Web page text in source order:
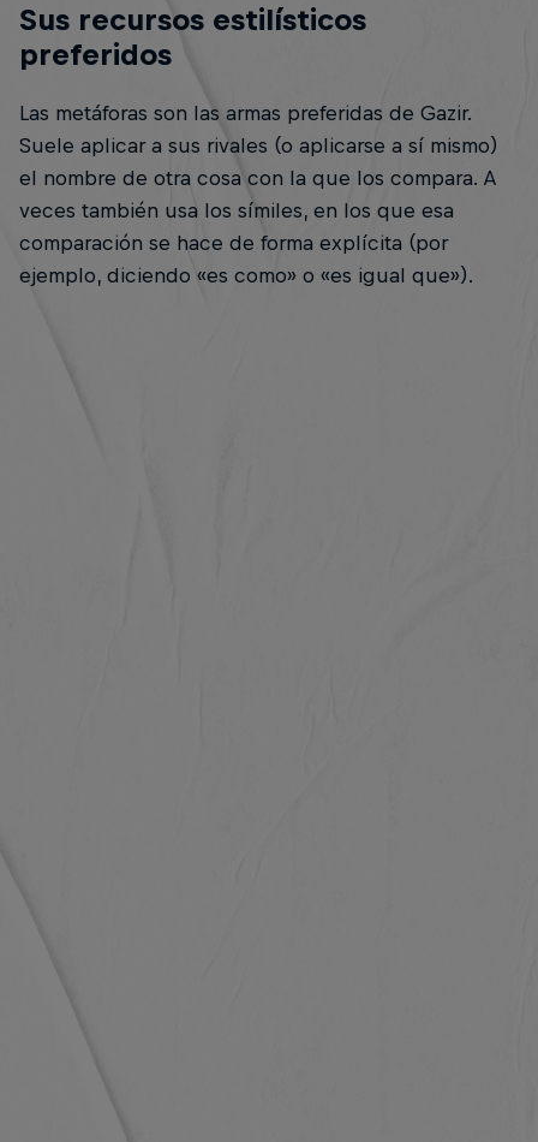
Sus recursos estilísticos
preferidos
Las metáforas son las armas preferidas de Gazir.
Suele aplicar a sus rivales (o aplicarse a sí mismo)
el nombre de otra cosa con la que los compara. A
veces también usa los símiles, en los que esa
comparación se hace de forma explícita (por
ejemplo, diciendo «es como» o «es igual que»).